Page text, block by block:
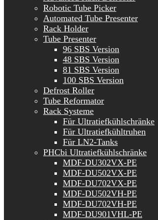
Robotic Tube Picker
Automated Tube Presenter
Rack Holder
Tube Presenter
96 SBS Version
48 SBS Version
81 SBS Version
100 SBS Version
Defrost Roller
Tube Reformator
Rack Systeme
Für Ultratiefkühlschränke
Für Ultratiefkühltruhen
Für LN2-Tanks
PHCbi Ultratiefkühlschränke
MDF-DU302VX-PE
MDF-DU502VX-PE
MDF-DU702VX-PE
MDF-DU502VH-PE
MDF-DU702VH-PE
MDF-DU901VHL-PE